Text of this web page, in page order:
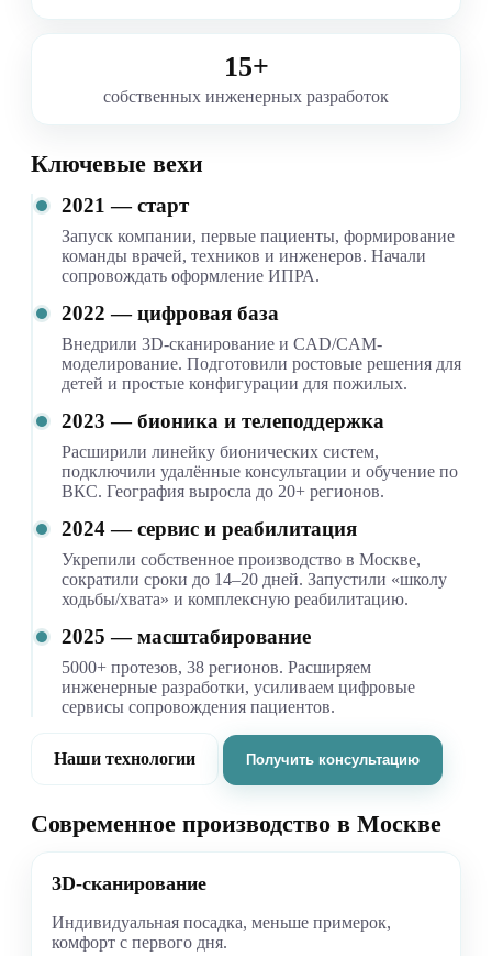
15+
собственных инженерных разработок
Ключевые вехи
2021 — старт
Запуск компании, первые пациенты, формирование
команды врачей, техников и инженеров. Начали
сопровождать оформление ИПРА.
2022 — цифровая база
Внедрили 3D-сканирование и CAD/CAM-
моделирование. Подготовили ростовые решения для
детей и простые конфигурации для пожилых.
2023 — бионика и телеподдержка
Расширили линейку бионических систем,
подключили удалённые консультации и обучение по
ВКС. География выросла до 20+ регионов.
2024 — сервис и реабилитация
Укрепили собственное производство в Москве,
сократили сроки до 14–20 дней. Запустили «школу
ходьбы/хвата» и комплексную реабилитацию.
2025 — масштабирование
5000+ протезов, 38 регионов. Расширяем
инженерные разработки, усиливаем цифровые
сервисы сопровождения пациентов.
Наши технологии Получить консультацию
Современное производство в Москве
3D-сканирование
Индивидуальная посадка, меньше примерок,
комфорт с первого дня.